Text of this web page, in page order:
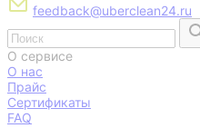
feedback@uberclean24.ru
О сервисе
О нас
Прайс
Сертификаты
FAQ